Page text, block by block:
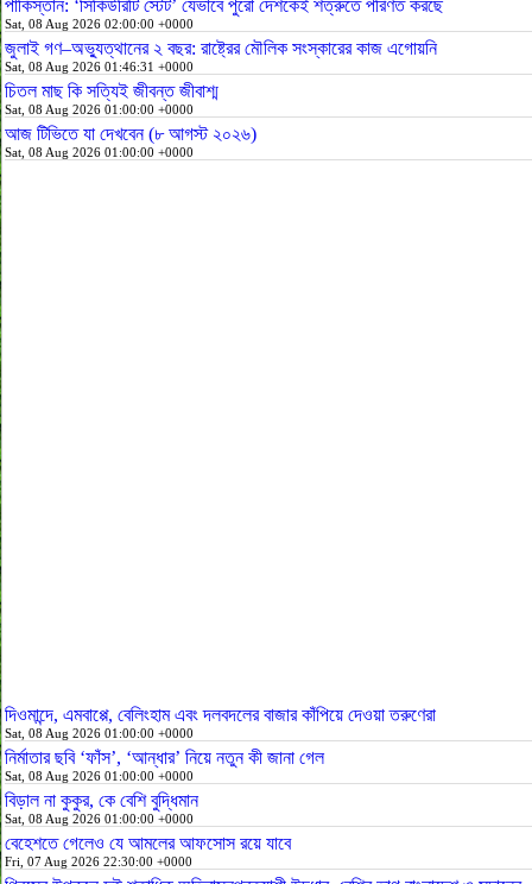
পাকিস্তান: ‘সিকিউরিটি স্টেট’ যেভাবে পুরো দেশকেই শত্রুতে পরিণত করছে
Sat, 08 Aug 2026 02:00:00 +0000
জুলাই গণ–অভ্যুত্থানের ২ বছর: রাষ্ট্রের মৌলিক সংস্কারের কাজ এগোয়নি
Sat, 08 Aug 2026 01:46:31 +0000
চিতল মাছ কি সত্যিই জীবন্ত জীবাশ্ম
Sat, 08 Aug 2026 01:00:00 +0000
আজ টিভিতে যা দেখবেন (৮ আগস্ট ২০২৬)
Sat, 08 Aug 2026 01:00:00 +0000
দিওমান্দে, এমবাপ্পে, বেলিংহাম এবং দলবদলের বাজার কাঁপিয়ে দেওয়া তরুণেরা
Sat, 08 Aug 2026 01:00:00 +0000
নির্মাতার ছবি ‘ফাঁস’, ‘আন্ধার’ নিয়ে নতুন কী জানা গেল
Sat, 08 Aug 2026 01:00:00 +0000
বিড়াল না কুকুর, কে বেশি বুদ্ধিমান
Sat, 08 Aug 2026 01:00:00 +0000
বেহেশতে গেলেও যে আমলের আফসোস রয়ে যাবে
Fri, 07 Aug 2026 22:30:00 +0000